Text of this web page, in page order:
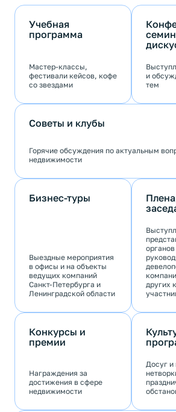
Учебная
программа
Мастер-классы,
фестивали кейсов, кофе
со звездами
и
тем
Советы и клубы
Горячие обсуждения по актуальным
недвижимости
Бизнес-туры
Выездные мероприятия
в офисы и на объекты
ведущих компаний
Санкт-Петербурга и
Ленинградской области
других
Конкурсы и
премии
Награждения за
достижения в сфере
недвижимости
Досуг